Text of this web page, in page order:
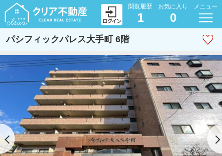
閲覧履歴
1
お気に入り
0
メニュー
パシフィックパレス大手町 6階